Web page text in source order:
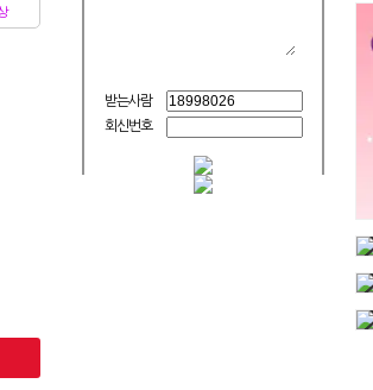
받는사람
회신번호